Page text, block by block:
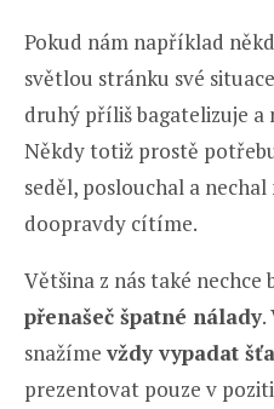
Pokud nám například
světlou stránku své
druhý příliš bagatelizuje a
Někdy totiž prostě
seděl, poslouchal a
doopravdy cítíme.
Většina z nás také
přenašeč špatné nálady.
snažíme vždy vypadat
prezentovat pouze v